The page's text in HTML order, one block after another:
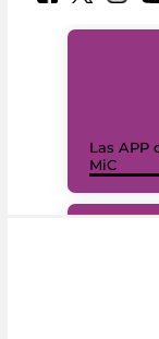
Las APP
MiC